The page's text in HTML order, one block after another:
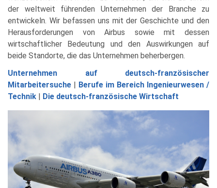
der weltweit führenden Unternehmen der Branche zu
entwickeln. Wir befassen uns mit der Geschichte und den
Herausforderungen von Airbus sowie mit dessen
wirtschaftlicher Bedeutung und den Auswirkungen auf
beide Standorte, die das Unternehmen beherbergen.
Unternehmen auf deutsch-französischer
Mitarbeitersuche | Berufe im Bereich Ingenieurwesen /
Technik | Die deutsch-französische Wirtschaft